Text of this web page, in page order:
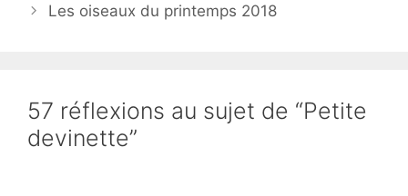
Les oiseaux du printemps 2018
57 réflexions au sujet de “Petite
devinette”